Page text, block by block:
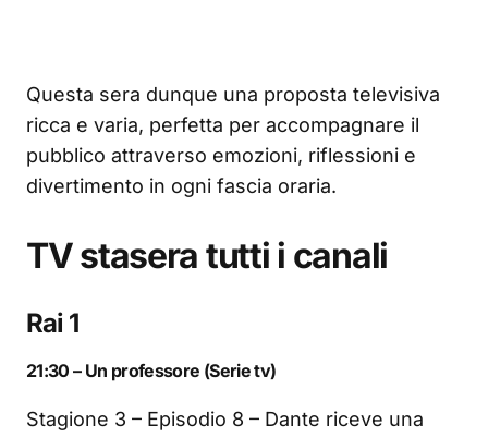
Questa sera dunque una proposta televisiva
ricca e varia, perfetta per accompagnare il
pubblico attraverso emozioni, riflessioni e
divertimento in ogni fascia oraria.
TV stasera tutti i canali
Rai 1
21:30 – Un professore (Serie tv)
Stagione 3 – Episodio 8 – Dante riceve una